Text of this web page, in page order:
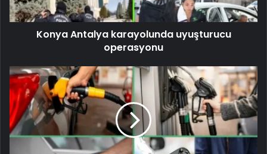
Konya Antalya karayolunda uyuşturucu
operasyonu